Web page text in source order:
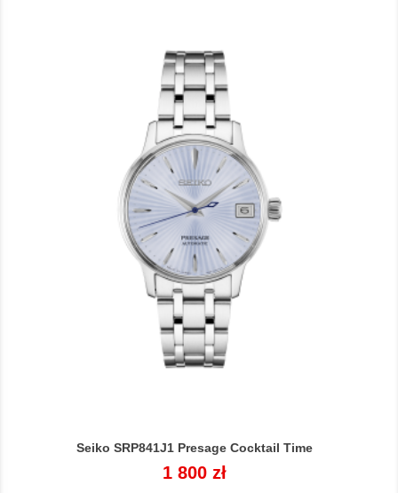
Seiko SRP841J1 Presage Cocktail Time
Cena
1 800 zł